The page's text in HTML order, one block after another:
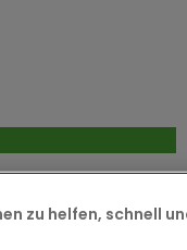
: crossfit,
essence, d’un
et de
restaurer sur le
zu helfen, schnell